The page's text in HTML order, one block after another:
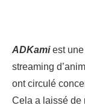
ADKamiest une
streaming
ont circulé
Cela a laissé de